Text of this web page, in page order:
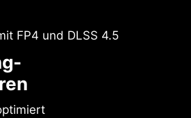
FP4 und DLSS 4.5